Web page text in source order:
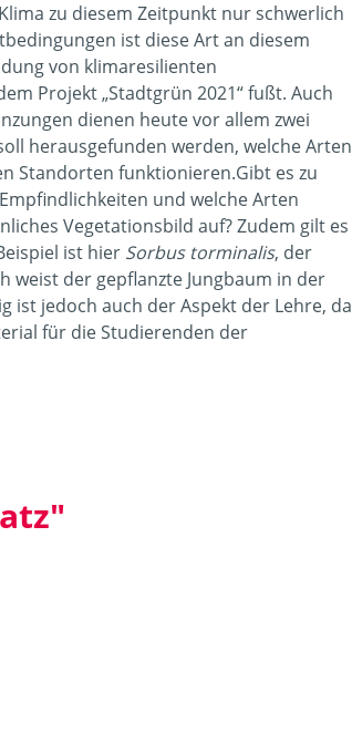
zu diesem Zeitpunkt nur schwerlich
ist diese Art an diesem
von klimaresilienten
Projekt „Stadtgrün 2021“ fußt. Auch
dienen heute vor allem zwei
herausgefunden werden, welche Arten
Standorten funktionieren.Gibt es zu
und welche Arten
Vegetationsbild auf? Zudem gilt es
ist hier Sorbus torminalis, der
weist der gepflanzte Jungbaum in der
ist jedoch auch der Aspekt der Lehre, da
für die Studierenden der